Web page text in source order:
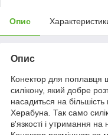
Опис
Опис
Конектор для поплавця
силікону, який добре
насадиться на
Херабуна. Так само
в'язкості і утримання на